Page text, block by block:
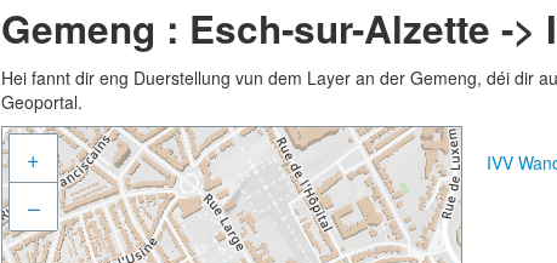
Gemeng : Esch-sur-Alzette ->
Hei fannt dir eng Duerstellung vun dem Layer an der Gemeng, déi dir
Geoportal.
+
–
IVV